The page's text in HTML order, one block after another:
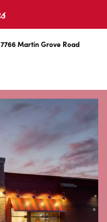
7766 Martin Grove Road